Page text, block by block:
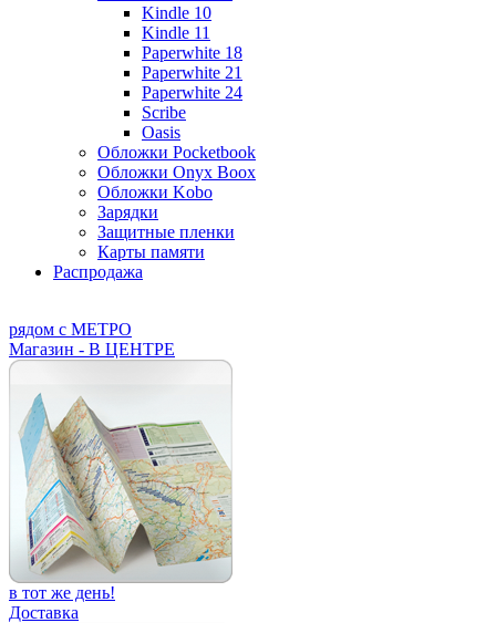
Kindle 10
Kindle 11
Paperwhite 18
Paperwhite 21
Paperwhite 24
Scribe
Oasis
Обложки Pocketbook
Обложки Onyx Boox
Обложки Kobo
Зарядки
Защитные пленки
Карты памяти
Распродажа
рядом с МЕТРО
Магазин - В ЦЕНТРЕ
в тот же день!
Доставка